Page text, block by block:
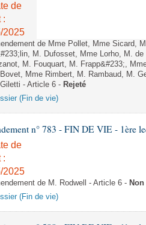
de
:
2025
de Mme Pollet, Mme Sicard,
M. Dufosset, Mme Lorho, M.
M. Fouquart, M. Frapp&#233;,
Mme Rimbert, M. Rambaud, M.
- Article 6 - Rejeté
(Fin de vie)
n° 783 - FIN DE VIE - 1ère
de
:
2025
de M. Rodwell - Article 6 -
(Fin de vie)